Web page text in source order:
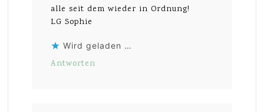
alle seit dem wieder in Ordnung!
LG Sophie
Wird geladen …
Antworten